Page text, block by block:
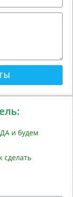
и будем
сделать